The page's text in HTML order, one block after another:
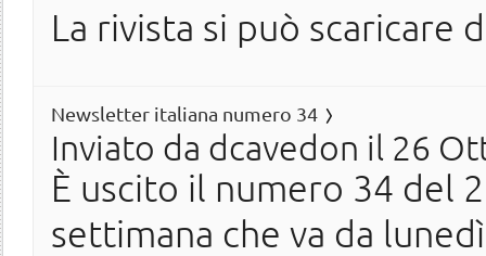
La rivista si può scaricare
Newsletter italiana numero 34
Inviato da dcavedon il 26
È uscito il numero 34 del
settimana che va da